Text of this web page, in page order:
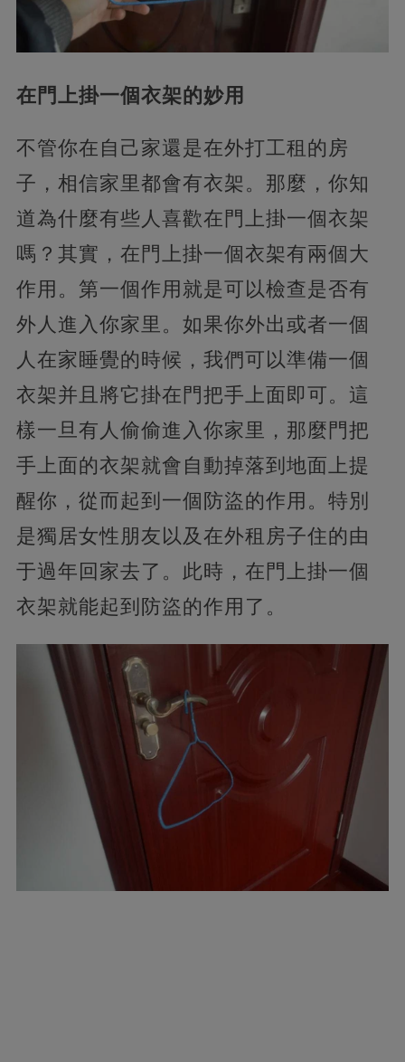
在門上掛一個衣架的妙用
不管你在自己家還是在外打工租的房
子，相信家里都會有衣架。那麼，你知
道為什麼有些人喜歡在門上掛一個衣架
嗎？其實，在門上掛一個衣架有兩個大
作用。第一個作用就是可以檢查是否有
外人進入你家里。 如果你外出或者一個
人在家睡覺的時候，我們可以準備一個
衣架并且將它掛在門把手上面即可。這
樣一旦有人偷偷進入你家里，那麼門把
手上面的衣架就會自動掉落到地面上提
醒你，從而起到一個防盜的作用。特別
是獨居女性朋友以及在外租房子住的由
于過年回家去了。此時，在門上掛一個
衣架就能起到防盜的作用了。